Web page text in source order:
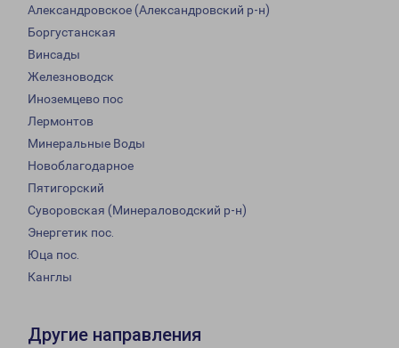
Александровское (Александровский р-н)
Боргустанская
Винсады
Железноводск
Иноземцево пос
Лермонтов
Минеральные Воды
Новоблагодарное
Пятигорский
Суворовская (Минераловодский р-н)
Энергетик пос.
Юца пос.
Канглы
Другие направления